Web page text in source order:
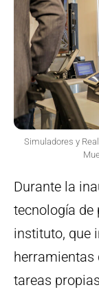
Simuladores y
Durante la
tecnología de
instituto, que
herramientas
tareas